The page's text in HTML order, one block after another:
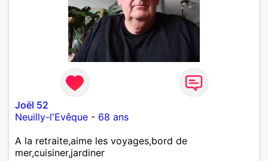
Joël 52
Neuilly-l'Evêque - 68 ans
A la retraite,aime les voyages,bord de
mer,cuisiner,jardiner